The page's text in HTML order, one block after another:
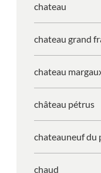
chateau
chateau grand
chateau
château pétrus
chateauneuf du
chaud